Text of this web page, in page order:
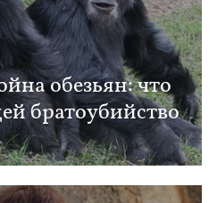
обезьян: что
братоубийство